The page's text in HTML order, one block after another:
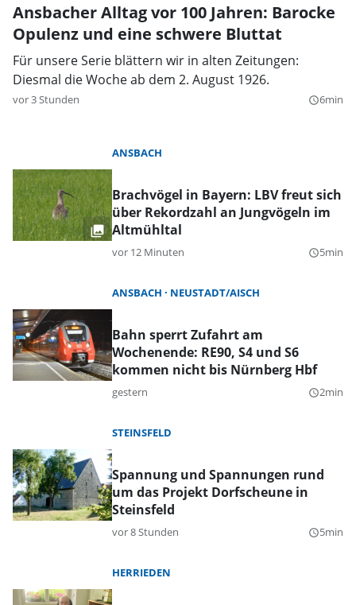
Ansbacher Alltag vor 100 Jahren: Barocke
Opulenz und eine schwere Bluttat
Für unsere Serie blättern wir in alten Zeitungen:
Diesmal die Woche ab dem 2. August 1926.
vor 3 Stunden query_builder6min
ANSBACH
Brachvögel in Bayern: LBV freut sich
über Rekordzahl an Jungvögeln im
Altmühltal
vor 12 Minuten query_builder5min
ANSBACH NEUSTADT/AISCH
Bahn sperrt Zufahrt am
Wochenende: RE90, S4 und S6
kommen nicht bis Nürnberg Hbf
gestern query_builder2min
STEINSFELD
Spannung und Spannungen rund
um das Projekt Dorfscheune in
Steinsfeld
vor 8 Stunden query_builder5min
HERRIEDEN